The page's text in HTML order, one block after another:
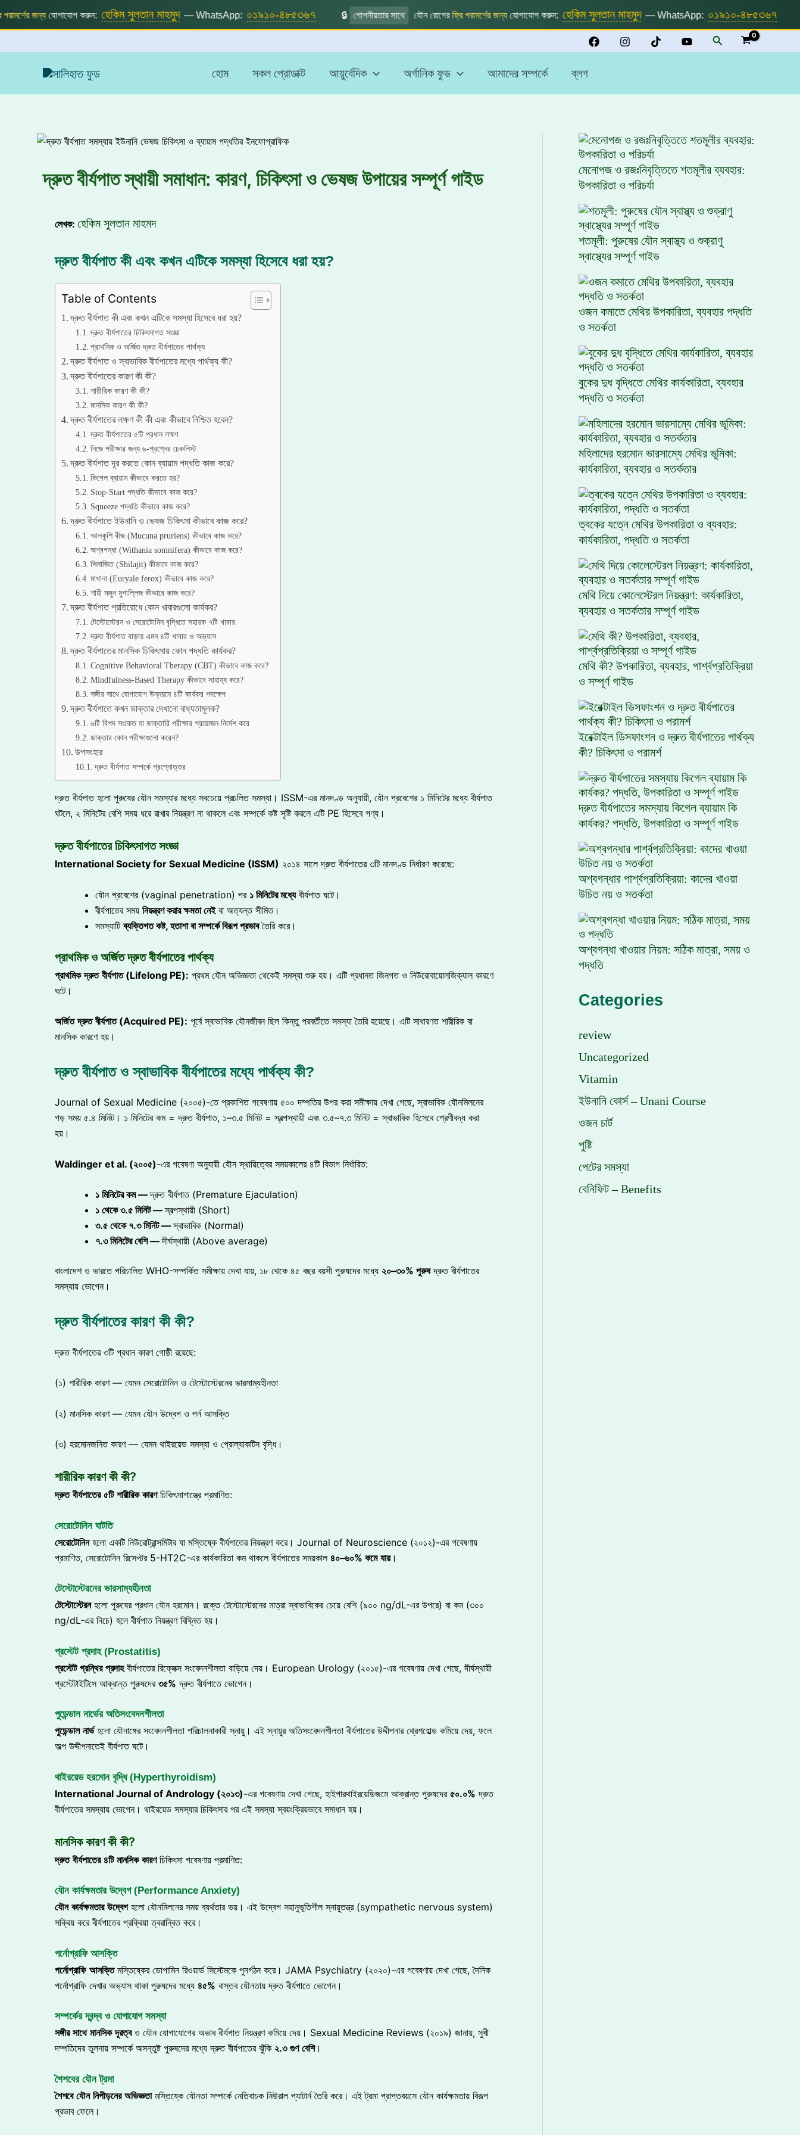
জন্যযোগাযোগ করুন:হেকিম সুলতান মাহমুদ— WhatsApp:০১৯১০-৪৮৫৩৬৭ গোপনীয়তার সাথে যৌন রোগেরফ্রি পরামর্শের জন্যযোগাযোগ করুন:হেকিম সুলতান মাহমুদ— WhatsApp:০১৯১০-৪৮৫৩৬৭
to
Search
হোম সকল প্রোডাক্ট আয়ুর্বেদিক অর্গানিক ফুড আমাদের সম্পর্কে ব্লগ
দ্রুত বীর্যপাত স্থায়ী সমাধান: কারণ, চিকিৎসা ও ভেষজ উপায়ের সম্পূর্ণ গাইড
লেখক: হেকিম সুলতান মাহমদ
দ্রুত বীর্যপাত কী এবং কখন এটিকে সমস্যা হিসেবে ধরা হয়?
Table of Contents
দ্রুত বীর্যপাত কী এবং কখন এটিকে সমস্যা হিসেবে ধরা হয়?
দ্রুত বীর্যপাতের চিকিৎসাগত সংজ্ঞা
প্রাথমিক ও অর্জিত দ্রুত বীর্যপাতের পার্থক্য
দ্রুত বীর্যপাত ও স্বাভাবিক বীর্যপাতের মধ্যে পার্থক্য কী?
দ্রুত বীর্যপাতের কারণ কী কী?
শারীরিক কারণ কী কী?
মানসিক কারণ কী কী?
দ্রুত বীর্যপাতের লক্ষণ কী কী এবং কীভাবে নিশ্চিত হবেন?
দ্রুত বীর্যপাতের ৫টি প্রধান লক্ষণ
নিজে পরীক্ষার জন্য ৬-প্রশ্নের চেকলিস্ট
দ্রুত বীর্যপাত দূর করতে কোন ব্যায়াম পদ্ধতি কাজ করে?
কিগেল ব্যায়াম কীভাবে করতে হয়?
Stop-Start পদ্ধতি কীভাবে কাজ করে?
Squeeze পদ্ধতি কীভাবে কাজ করে?
দ্রুত বীর্যপাতে ইউনানি ও ভেষজ চিকিৎসা কীভাবে কাজ করে?
আলকুশি বীজ (Mucuna pruriens) কীভাবে কাজ করে?
অশ্বগন্ধা (Withania somnifera) কীভাবে কাজ করে?
শিলাজিত (Shilajit) কীভাবে কাজ করে?
মাখানা (Euryale ferox) কীভাবে কাজ করে?
শাহী মজুন মুগাল্লিজ কীভাবে কাজ করে?
দ্রুত বীর্যপাত প্রতিরোধে কোন খাবারগুলো কার্যকর?
টেস্টোস্টেরন ও সেরোটোনিন বৃদ্ধিতে সহায়ক ৭টি খাবার
দ্রুত বীর্যপাত বাড়ায় এমন ৪টি খাবার ও অভ্যাস
দ্রুত বীর্যপাতের মানসিক চিকিৎসায় কোন পদ্ধতি কার্যকর?
Cognitive Behavioral Therapy (CBT) কীভাবে কাজ করে?
Mindfulness-Based Therapy কীভাবে সাহায্য করে?
সঙ্গীর সাথে যোগাযোগ উন্নয়নে ৪টি কার্যকর পদক্ষেপ
দ্রুত বীর্যপাতে কখন ডাক্তার দেখানো বাধ্যতামূলক?
৬টি বিপদ সংকেত যা ডাক্তারি পরীক্ষার প্রয়োজন নির্দেশ করে
ডাক্তার কোন পরীক্ষাগুলো করেন?
উপসংহার
দ্রুত বীর্যপাত সম্পর্কে প্রশ্নোত্তর
দ্রুত বীর্যপাত হলো পুরুষের যৌন সমস্যার মধ্যে সবচেয়ে প্রচলিত সমস্যা। ISSM-এর মানদণ্ড অনুযায়ী, যৌন প্রবেশের ১ মিনিটের মধ্যে বীর্যপাত
ঘটলে, ২ মিনিটের বেশি সময় ধরে রাখার নিয়ন্ত্রণ না থাকলে এবং সম্পর্কে কষ্ট সৃষ্টি করলে এটি PE হিসেবে গণ্য।
দ্রুত বীর্যপাতের চিকিৎসাগত সংজ্ঞা
International Society for Sexual Medicine (ISSM) ২০১৪ সালে দ্রুত বীর্যপাতের ৩টি মানদণ্ড নির্ধারণ করেছে:
যৌন প্রবেশের (vaginal penetration) পর ১ মিনিটেরমধ্যেবীর্যপাত ঘটে।
বীর্যপাতের সময় নিয়ন্ত্রণকরারক্ষমতানেইবা অত্যন্ত সীমিত।
সমস্যাটিব্যক্তিগতকষ্ট, হতাশাবাসম্পর্কেবিরূপপ্রভাবতৈরি করে।
প্রাথমিক ও অর্জিত দ্রুত বীর্যপাতের পার্থক্য
প্রাথমিক দ্রুত বীর্যপাত(Lifelong PE): প্রথম যৌন অভিজ্ঞতা থেকেই সমস্যা শুরু হয়। এটি প্রধানত জিনগত ও নিউরোবায়োলজিক্যাল কারণে
ঘটে।
অর্জিত দ্রুত বীর্যপাত(Acquired PE): পূর্বে স্বাভাবিক যৌনজীবন ছিল কিন্তু পরবর্তীতে সমস্যা তৈরি হয়েছে। এটি সাধারণত শারীরিক বা
মানসিক কারণে হয়।
দ্রুত বীর্যপাত ও স্বাভাবিক বীর্যপাতের মধ্যে পার্থক্য কী?
Journal of Sexual Medicine (২০০৫)-তে প্রকাশিত গবেষণায় ৫০০ দম্পতির উপর করা সমীক্ষায় দেখা গেছে, স্বাভাবিক যৌনমিলনের
গড় সময় ৫.৪ মিনিট। ১ মিনিটের কম = দ্রুত বীর্যপাত, ১–৩.৫ মিনিট = স্বল্পস্থায়ী এবং ৩.৫–৭.৩ মিনিট = স্বাভাবিক হিসেবে শ্রেণীবদ্ধ করা
হয়।
Waldinger et al. (২০০৫)-এর গবেষণা অনুযায়ী যৌন স্থায়িত্বের সময়কালের ৪টি বিভাগ নির্ধারিত:
১ মিনিটেরকম —দ্রুত বীর্যপাত (Premature Ejaculation)
১ থেকে৩.৫ মিনিট —স্বল্পস্থায়ী (Short)
৩.৫ থেকে ৭.৩মিনিট —স্বাভাবিক (Normal)
৭.৩মিনিটেরবেশি —দীর্ঘস্থায়ী (Above average)
বাংলাদেশ ও ভারতে পরিচালিত WHO-সম্পর্কিত সমীক্ষায় দেখা যায়, ১৮ থেকে ৪৫ বছর বয়সী পুরুষদের মধ্যে ২০–৩০% পুরুষদ্রুত বীর্যপাতের
সমস্যায় ভোগেন।
দ্রুত বীর্যপাতের কারণ কী কী?
দ্রুত বীর্যপাতের ৩টি প্রধান কারণ গোষ্ঠী রয়েছে:
(১) শারীরিক কারণ — যেমন সেরোটোনিন ও টেস্টোস্টেরনের ভারসাম্যহীনতা
(২) মানসিক কারণ — যেমন যৌন উদ্বেগ ও পর্ন আসক্তি
(৩) হরমোনজনিত কারণ — যেমন থাইরয়েড সমস্যা ও প্রোল্যাকটিন বৃদ্ধি।
শারীরিক কারণ কী কী?
দ্রুত বীর্যপাতের ৫টি শারীরিক কারণচিকিৎসাশাস্ত্রে প্রমাণিত:
সেরোটোনিন ঘাটতি
সেরোটোনিনহলো একটি নিউরোট্রান্সমিটার যা মস্তিষ্কে বীর্যপাতের নিয়ন্ত্রণ করে। Journal of Neuroscience (২০১২)-এর গবেষণায়
প্রমাণিত, সেরোটোনিন রিসেপ্টর 5-HT2C-এর কার্যকারিতা কম থাকলে বীর্যপাতের সময়কাল ৪০–৬০% কমে যায়।
টেস্টোস্টেরনের ভারসাম্যহীনতা
টেস্টোস্টেরনহলো পুরুষের প্রধান যৌন হরমোন। রক্তে টেস্টোস্টেরনের মাত্রা স্বাভাবিকের চেয়ে বেশি (৯০০ ng/dL-এর উপরে) বা কম (৩০০
ng/dL-এর নিচে) হলে বীর্যপাত নিয়ন্ত্রণ বিঘ্নিত হয়।
প্রস্টেট প্রদাহ (Prostatitis)
প্রস্টেট গ্রন্থির প্রদাহবীর্যপাতের রিফ্লেক্স সংবেদনশীলতা বাড়িয়ে দেয়। European Urology (২০১৫)-এর গবেষণায় দেখা গেছে, দীর্ঘস্থায়ী
প্রস্টেটাইটিসে আক্রান্ত পুরুষদের ৩৫% দ্রুত বীর্যপাতে ভোগেন।
পুডেন্ডাল নার্ভের অতিসংবেদনশীলতা
পুডেন্ডাল নার্ভহলো যৌনাঙ্গের সংবেদনশীলতা পরিচালনাকারী স্নায়ু। এই স্নায়ুর অতিসংবেদনশীলতা বীর্যপাতের উদ্দীপনার থ্রেশহোল্ড কমিয়ে দেয়, ফলে
অল্প উদ্দীপনাতেই বীর্যপাত ঘটে।
থাইরয়েড হরমোন বৃদ্ধি (Hyperthyroidism)
International Journal of Andrology (২০১৩)-এর গবেষণায় দেখা গেছে, হাইপারথাইরয়েডিজমে আক্রান্ত পুরুষদের ৫০.০% দ্রুত
বীর্যপাতের সমস্যায় ভোগেন। থাইরয়েড সমস্যার চিকিৎসার পর এই সমস্যা স্বয়ংক্রিয়ভাবে সমাধান হয়।
মানসিক কারণ কী কী?
দ্রুত বীর্যপাতের ৪টি মানসিক কারণচিকিৎসা গবেষণায় প্রমাণিত:
যৌন কার্যক্ষমতার উদ্বেগ (Performance Anxiety)
যৌন কার্যক্ষমতার উদ্বেগহলো যৌনমিলনের সময় ব্যর্থতার ভয়। এই উদ্বেগ সহানুভূতিশীল স্নায়ুতন্ত্র (sympathetic nervous system)
সক্রিয় করে বীর্যপাতের প্রক্রিয়া ত্বরান্বিত করে।
পর্নোগ্রাফি আসক্তি
পর্নোগ্রাফি আসক্তিমস্তিষ্কের ডোপামিন রিওয়ার্ড সিস্টেমকে পুনর্গঠন করে। JAMA Psychiatry (২০২০)-এর গবেষণায় দেখা গেছে, দৈনিক
পর্নোগ্রাফি দেখার অভ্যাস থাকা পুরুষদের মধ্যে ৪৫% বাস্তব যৌনতায় দ্রুত বীর্যপাতে ভোগেন।
সম্পর্কের দ্বন্দ্ব ও যোগাযোগ সমস্যা
সঙ্গীর সাথে মানসিক দূরত্বও যৌন যোগাযোগের অভাব বীর্যপাত নিয়ন্ত্রণ কমিয়ে দেয়। Sexual Medicine Reviews (২০১৯) জানায়, সুখী
দম্পতিদের তুলনায় সম্পর্কে অসন্তুষ্ট পুরুষদের মধ্যে দ্রুত বীর্যপাতের ঝুঁকি ২.৩ গুণ বেশি।
শৈশবের যৌন ট্রমা
শৈশবে যৌন নিপীড়নের অভিজ্ঞতামস্তিষ্কে যৌনতা সম্পর্কে নেতিবাচক নিউরাল প্যাটার্ন তৈরি করে। এই ট্রমা প্রাপ্তবয়সে যৌন কার্যক্ষমতায় বিরূপ
প্রভাব ফেলে।
মেনোপজ ও রজঃনিবৃত্তিতে শতমূলীর ব্যবহার:
উপকারিতা ও পরিচর্যা
শতমূলী: পুরুষের যৌন স্বাস্থ্য ও শুক্রাণু
স্বাস্থ্যের সম্পূর্ণ গাইড
ওজন কমাতে মেথির উপকারিতা, ব্যবহার পদ্ধতি
ও সতর্কতা
বুকের দুধ বৃদ্ধিতে মেথির কার্যকারিতা, ব্যবহার
পদ্ধতি ও সতর্কতা
মহিলাদের হরমোন ভারসাম্যে মেথির ভূমিকা:
কার্যকারিতা, ব্যবহার ও সতর্কতার
ত্বকের যত্নে মেথির উপকারিতা ও ব্যবহার:
কার্যকারিতা, পদ্ধতি ও সতর্কতা
মেথি দিয়ে কোলেস্টেরল নিয়ন্ত্রণ: কার্যকারিতা,
ব্যবহার ও সতর্কতার সম্পূর্ণ গাইড
মেথি কী? উপকারিতা, ব্যবহার, পার্শ্বপ্রতিক্রিয়া
ও সম্পূর্ণ গাইড
ইরেক্টাইল ডিসফাংশন ও দ্রুত বীর্যপাতের পার্থক্য
কী? চিকিৎসা ও পরামর্শ
দ্রুত বীর্যপাতের সমস্যায় কিগেল ব্যায়াম কি
কার্যকর? পদ্ধতি, উপকারিতা ও সম্পূর্ণ গাইড
অশ্বগন্ধার পার্শ্বপ্রতিক্রিয়া: কাদের খাওয়া
উচিত নয় ও সতর্কতা
অশ্বগন্ধা খাওয়ার নিয়ম: সঠিক মাত্রা, সময় ও
পদ্ধতি
Categories
review
Uncategorized
Vitamin
ইউনানি কোর্স – Unani Course
ওজন চার্ট
পুষ্টি
পেটের সমস্যা
বেনিফিট – Benefits